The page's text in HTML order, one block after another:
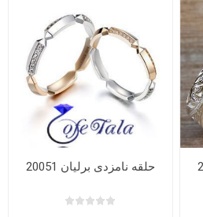
حلقه نامزدی برلیان 20051